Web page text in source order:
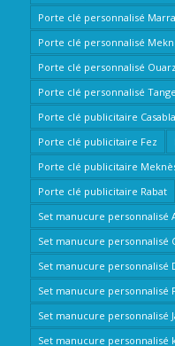
Porte clé personnalisé
Porte clé personnalisé
Porte clé personnalisé
Porte clé personnalisé
Porte clé publicitaire
Porte clé publicitaire Fez
Porte clé publicitaire
Porte clé publicitaire Rabat
Set manucure personnalisé
Set manucure personnalisé
Set manucure personnalisé
Set manucure personnalisé
Set manucure personnalisé
Set manucure personnalisé